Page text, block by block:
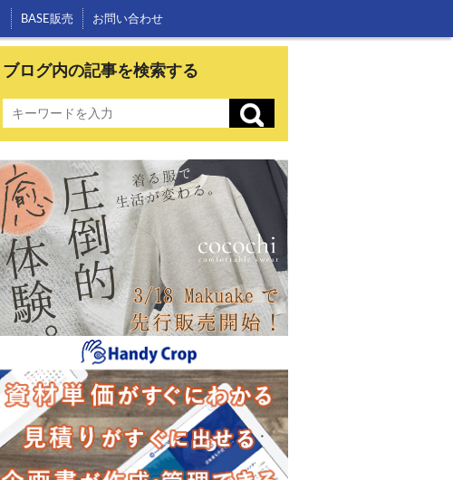
BASE販売 お問い合わせ
ブログ内の記事を検索する